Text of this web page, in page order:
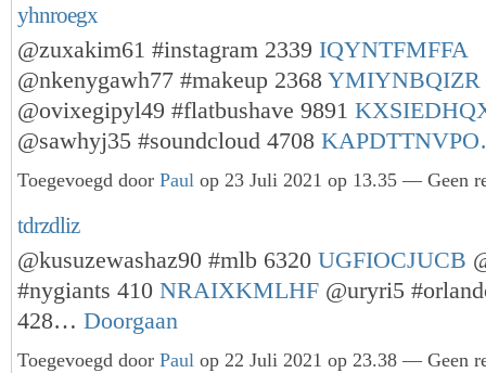
yhnroegx
@zuxakim61 #instagram 2339 IQYNTFMFFA
@nkenygawh77 #makeup 2368 YMIYNBQIZR
@ovixegipyl49 #flatbushave 9891
@sawhyj35 #soundcloud 4708
Toegevoegd door Paul op 23 Juli 2021 op 13.35 — Geen
tdrzdliz
@kusuzewashaz90 #mlb 6320 UGFIOCJUCB
#nygiants 410 NRAIXKMLHF @uryri5
428… Doorgaan
Toegevoegd door Paul op 22 Juli 2021 op 23.38 — Geen